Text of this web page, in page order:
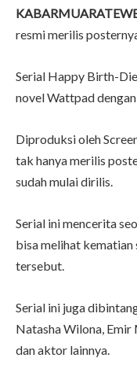
resmi merilis
Serial Happy Birth-
novel Wattpad
Diproduksi oleh
tak hanya merilis
sudah mulai dirilis.
Serial ini mencerita
bisa melihat kematian
tersebut.
Serial ini juga
Natasha Wilona, Emir
dan aktor lainnya.